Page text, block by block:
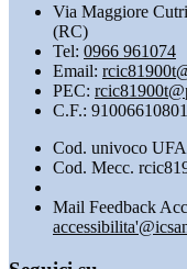
Via Maggiore
(RC)
Tel: 0966 961074
Email:
PEC:
C.F.: 91006610801
Cod. univoco
Cod. Mecc.
Mail Feedback